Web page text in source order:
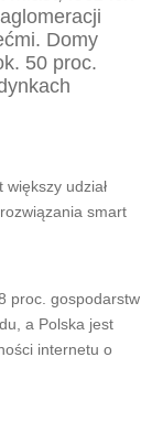
Domy
50 proc.
udział
smart
proc. gospodarstw
a Polska jest
internetu o